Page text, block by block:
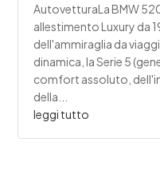
AutovetturaLa BMW
allestimento Luxury da
dell'ammiraglia da
dinamica, la Serie 5
comfort assoluto,
della...
leggi tutto